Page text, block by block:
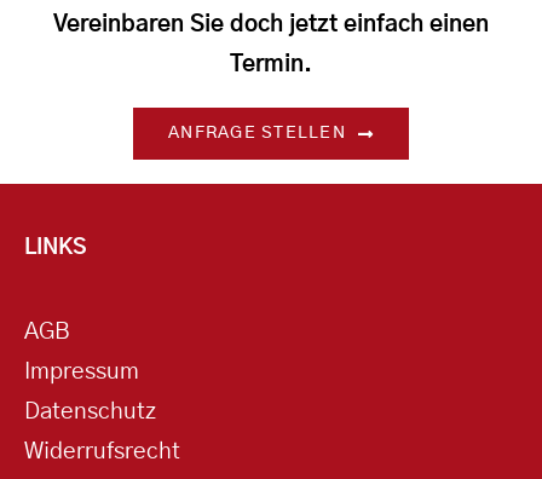
Vereinbaren Sie doch jetzt einfach einen
Termin.
ANFRAGE STELLEN
LINKS
AGB
Impressum
Datenschutz
Widerrufsrecht